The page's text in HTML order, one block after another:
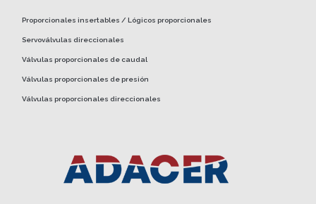
Proporcionales insertables / Lógicos proporcionales
Servoválvulas direccionales
Válvulas proporcionales de caudal
Válvulas proporcionales de presión
Válvulas proporcionales direccionales